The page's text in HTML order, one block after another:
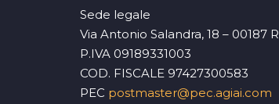
Sede legale
Via Antonio Salandra, 18 – 00187
P.IVA 09189331003
COD. FISCALE 97427300583
PEC postmaster@pec.agiai.com